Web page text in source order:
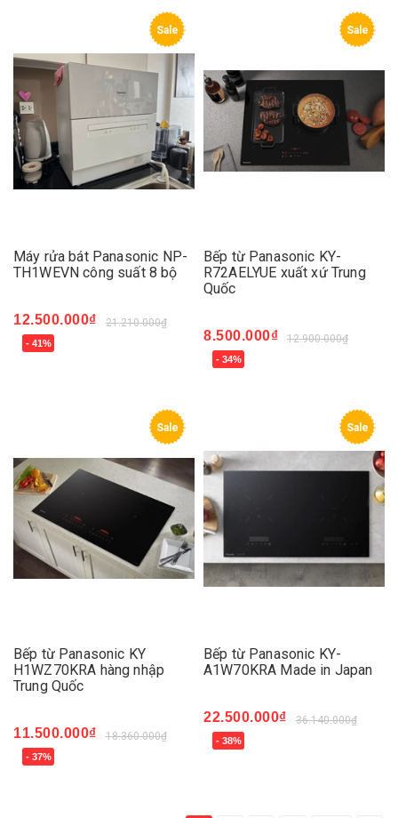
Sale
Máy rửa bát Panasonic NP-
TH1WEVN công suất 8 bộ
12.500.000₫ 21.210.000₫
- 41%
Sale
Bếp từ Panasonic KY-
R72AELYUE xuất xứ Trung
Quốc
8.500.000₫ 12.900.000₫
- 34%
Sale
Bếp từ Panasonic KY
H1WZ70KRA hàng nhập
Trung Quốc
11.500.000₫ 18.360.000₫
- 37%
Sale
Bếp từ Panasonic KY-
A1W70KRA Made in Japan
22.500.000₫ 36.140.000₫
- 38%